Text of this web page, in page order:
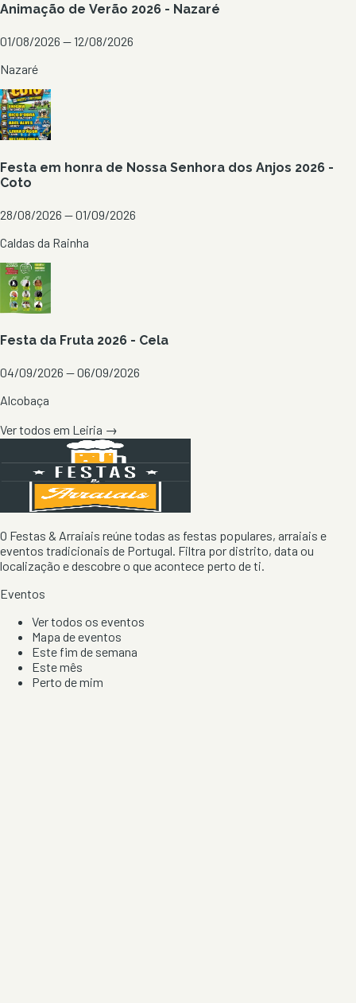
Animação de Verão 2026 - Nazaré
01/08/2026 — 12/08/2026
Nazaré
Festa em honra de Nossa Senhora dos Anjos 2026 -
Coto
28/08/2026 — 01/09/2026
Caldas da Rainha
Festa da Fruta 2026 - Cela
04/09/2026 — 06/09/2026
Alcobaça
Ver todos em Leiria →
O Festas & Arraiais reúne todas as festas populares, arraiais e
eventos tradicionais de Portugal. Filtra por distrito, data ou
localização e descobre o que acontece perto de ti.
Eventos
Ver todos os eventos
Mapa de eventos
Este fim de semana
Este mês
Perto de mim